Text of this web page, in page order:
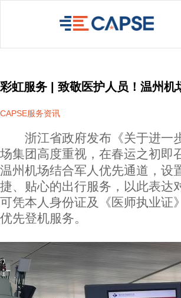
彩虹服务 | 致敬医护人员！温州机
CAPSE服务资讯
浙江省政府发布《关于进一
场集团高度重视，在春运之初即
温州机场结合军人优先通道，设
捷、贴心的出行服务，以此表达
可凭本人身份证及《医师执业证
优先登机服务。